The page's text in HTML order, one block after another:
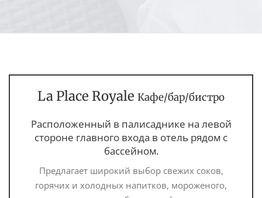
La Place Royale Кафе/бар/бистро
Расположенный в палисаднике на левой
стороне главного входа в отель рядом с
бассейном.
Предлагает широкий выбор свежих соков,
горячих и холодных напитков, мороженого,